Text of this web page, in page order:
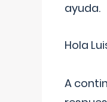
ayuda.
Hola
A